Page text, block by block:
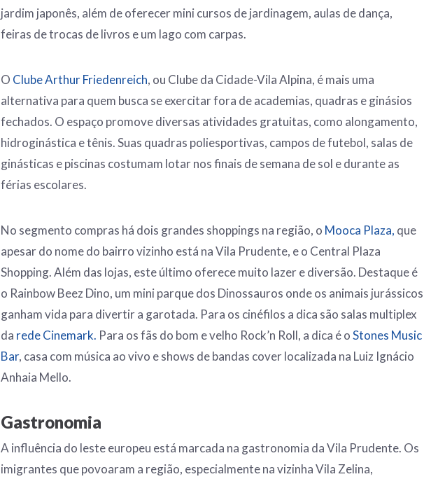
jardim japonês, além de oferecer mini cursos de jardinagem, aulas de dança,
feiras de trocas de livros e um lago com carpas.
O Clube Arthur Friedenreich, ou Clube da Cidade-Vila Alpina, é mais uma
alternativa para quem busca se exercitarfora de academias, quadras e ginásios
fechados. O espaço promove diversas atividades gratuitas, como alongamento,
hidroginástica e tênis. Suas quadras poliesportivas, campos de futebol, salas de
ginásticas e piscinas costumam lotar nos finais de semana de sol e durante as
férias escolares.
No segmento compras há dois grandes shoppings na região, o Mooca Plaza, que
apesar do nome do bairro vizinho está na Vila Prudente, e o Central Plaza
Shopping. Além das lojas, este último oferece muito lazer e diversão. Destaque é
o Rainbow Beez Dino, um mini parque dos Dinossauros onde os animais jurássicos
ganham vida para divertir a garotada. Para os cinéfilos a dica são salas multiplex
da rede Cinemark. Para os fãs do bom e velho Rock’n Roll, a dica é oStones Music
Bar, casa com música ao vivo e shows de bandas cover localizada na Luiz Ignácio
Anhaia Mello.
Gastronomia
A influência do leste europeu está marcada na gastronomia da Vila Prudente. Os
imigrantes que povoaram a região, especialmente na vizinha Vila Zelina,